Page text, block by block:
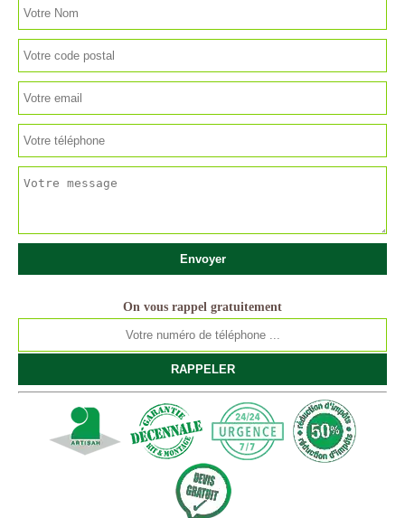
On vous rappel gratuitement